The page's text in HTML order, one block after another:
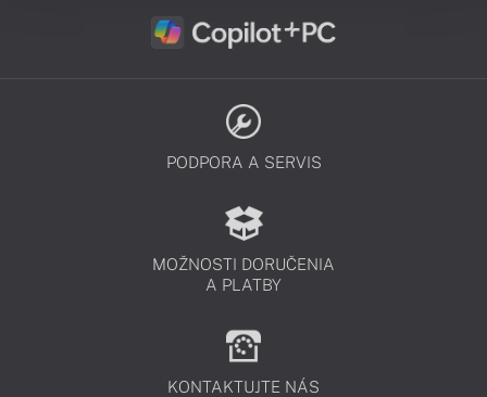
PODPORA A SERVIS
MOŽNOSTI DORUČENIA
A PLATBY
KONTAKTUJTE NÁS